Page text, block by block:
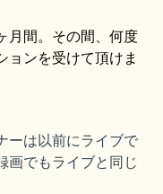
月間。その間、何度
ョンを受けて頂けま
ーは以前にライブで
画でもライブと同じ